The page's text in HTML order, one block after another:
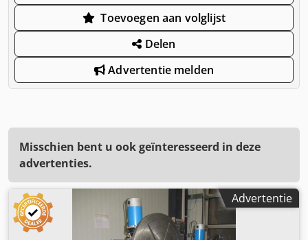
Toevoegen aan volglijst
Delen
Advertentie melden
Misschien bent u ook geïnteresseerd in deze
advertenties.
Advertentie